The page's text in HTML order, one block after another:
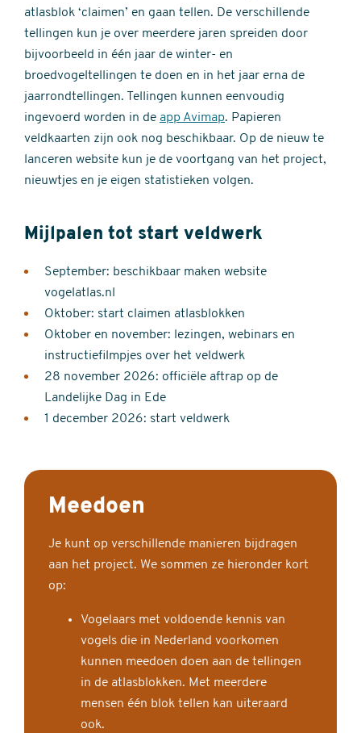
atlasblok ‘claimen’ en gaan tellen. De verschillende
tellingen kun je over meerdere jaren spreiden door
bijvoorbeeld in één jaar de winter- en
broedvogeltellingen te doen en in het jaar erna de
jaarrondtellingen. Tellingen kunnen eenvoudig
ingevoerd worden in de app Avimap. Papieren
veldkaarten zijn ook nog beschikbaar. Op de nieuw te
lanceren website kun je de voortgang van het project,
nieuwtjes en je eigen statistieken volgen.
Mijlpalen tot start veldwerk
September: beschikbaar maken website
vogelatlas.nl
Oktober: start claimen atlasblokken
Oktober en november: lezingen, webinars en
instructiefilmpjes over het veldwerk
28 november 2026: officiële aftrap op de
Landelijke Dag in Ede
1 december 2026: start veldwerk
Meedoen
Je kunt op verschillende manieren bijdragen
aan het project. We sommen ze hieronder kort
op:
Vogelaars met voldoende kennis van
vogels die in Nederland voorkomen
kunnen meedoen doen aan de tellingen
in de atlasblokken. Met meerdere
mensen één blok tellen kan uiteraard
ook.